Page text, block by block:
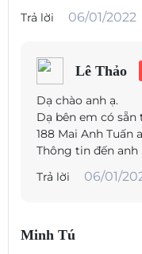
Trả lời
06/01/2022
Lê Thảo
Dạ chào anh ạ.
Dạ bên em có
188 Mai Anh Tuấn
Thông tin đến anh
Trả lời
06/01/
Minh Tú